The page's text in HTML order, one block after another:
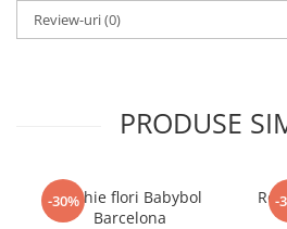
Tricouri maneca lunga
Tricouri/bluze maneca scurta
Review-uri(0)
PRODUSE
-30%
Rochie flori Babybol
Barcelona
-